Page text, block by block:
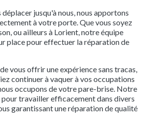
déplacer jusqu'à nous, nous apportons
à votre porte. Que vous soyez
ou ailleurs à Lorient, notre équipe
place pour effectuer la réparation de
vous offrir une expérience sans tracas,
continuer à vaquer à vos occupations
occupons de votre pare-brise. Notre
pour travailler efficacement dans divers
garantissant une réparation de qualité